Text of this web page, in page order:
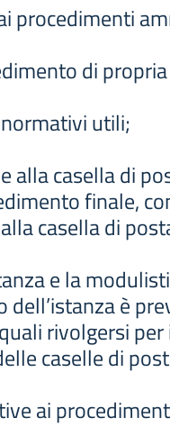
procedimenti
di
utili;
alla casella di
finale,
casella di
e la
è
rivolgersi
caselle di
ai